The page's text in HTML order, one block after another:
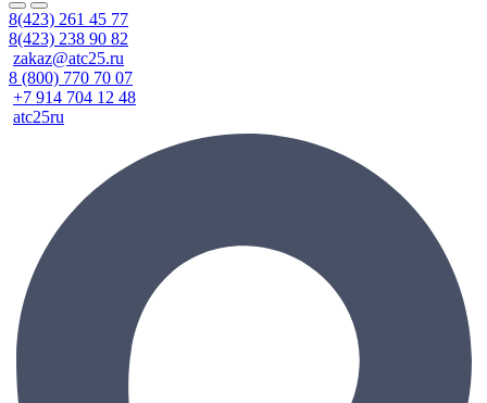
8(423) 261 45 77
8(423) 238 90 82
zakaz@atc25.ru
8 (800) 770 70 07
+7 914 704 12 48
atc25ru